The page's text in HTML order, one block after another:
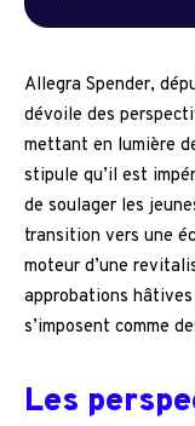
Allegra Spender,
dévoile des
mettant en lumière
stipule qu’il est
de soulager les
transition vers une
moteur d’une
approbations
s’imposent comme
Les